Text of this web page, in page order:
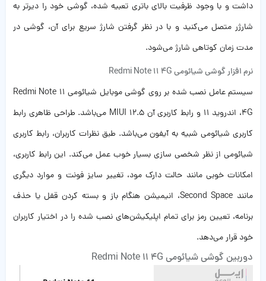
داشت و با وجود ظرفیت بالای باتری تعبیه شده، گوشی خود را دیرتر به
شارژر متصل می‌کنید و با در نظر گرفتن شارژ سریع برای آن، گوشی در
مدت زمان کوتاهی شارژ می‌شود.
نرم افزار گوشی شیائومی Redmi Note 11 4G
سیستم عامل نصب شده بر روی گوشی موبایل شیائومی Redmi Note 11
4G، اندروید ۱۱ و رابط کاربری آن‌ MIUI 12.5 می‌باشد. طراحی ظاهری رابط
کاربری شیائومی شبیه به آیفون می‌باشد. طبق نظر‌ات کاربران، رابط کاربری
شیائومی از نظر شخصی سازی بسیار خوب عمل می‌کند. این رابط کاربری،
امکانات خوبی مانند حالت دارک مود، تغییر سایز فونت و موارد دیگری
مانند Second Space، انیمیشن‌ هنگام باز و بسته کردن قفل یا حذف
برنامه، تعیین رمز برای تمام اپلیکیشن‌های نصب شده را در اختیار کاربران
خود قرار می‌دهد.
دوربین گوشی شیائومی Redmi Note 11 4G